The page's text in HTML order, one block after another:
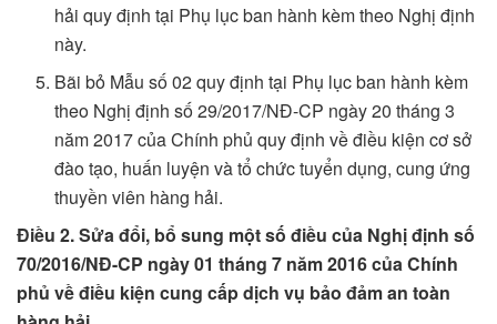
hải quy định tại Phụ lục ban hành kèm theo Nghị định
này.
Bãi bỏ Mẫu số 02 quy định tại Phụ lục ban hành kèm
theo Nghị định số 29/2017/NĐ-CP ngày 20 tháng 3
năm 2017 của Chính phủ quy định về điều kiện cơ sở
đào tạo, huấn luyện và tổ chức tuyển dụng, cung ứng
thuyền viên hàng hải.
Điều 2. Sửa đổi, bổ sung một số điều của Nghị định số
70/2016/NĐ-CP ngày 01 tháng 7 năm 2016 của Chính
phủ về điều kiện cung cấp dịch vụ bảo đảm an toàn